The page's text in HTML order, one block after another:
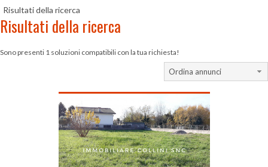
Risultati della ricerca
Risultati della ricerca
Sono presenti 1 soluzioni compatibili con la tua richiesta!
Ordina annunci